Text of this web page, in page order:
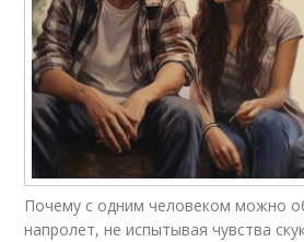
Почему с одним человеком можно
напролет, не испытывая чувства